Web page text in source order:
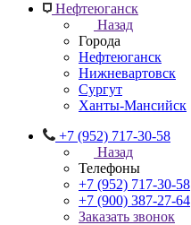
Нефтеюганск
Назад
Города
Нефтеюганск
Нижневартовск
Сургут
Ханты-Мансийск
+7 (952) 717-30-58
Назад
Телефоны
+7 (952) 717-30-58
+7 (900) 387-27-64
Заказать звонок